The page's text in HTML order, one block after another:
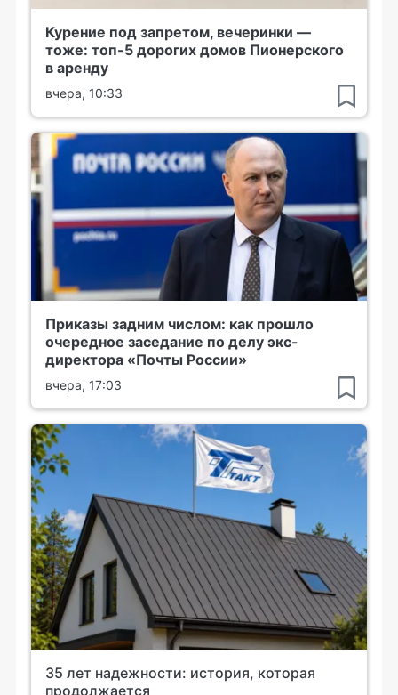
Курение под запретом, вечеринки —
тоже: топ-5 дорогих домов Пионерского
в аренду
вчера, 10:33
Приказы задним числом: как прошло
очередное заседание по делу экс-
директора «Почты России»
вчера, 17:03
35 лет надежности: история, которая
продолжается